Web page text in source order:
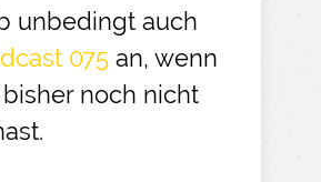
unbedingt auch
075 an, wenn
noch nicht